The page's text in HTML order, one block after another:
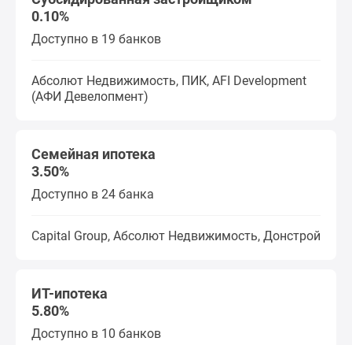
поселки
Коттеджные
поселки
Бизнес-
центры
Коттеджи
акции
0.10%
Доступно в 19 банков
Абсолют Недвижимость, ПИК, AFI Development
(АФИ Девелопмент)
Семейная ипотека
3.50%
Доступно в 24 банка
Capital Group, Абсолют Недвижимость, Донстрой
ИТ-ипотека
5.80%
Доступно в 10 банков